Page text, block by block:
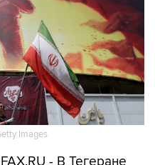
Images
- В Тегеране